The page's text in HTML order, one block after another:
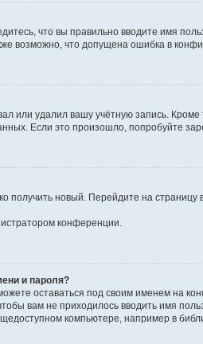
что вы правильно вводите имя
возможно, что допущена ошибка в
или удалил вашу учётную запись.
Если это произошло, попробуйте
получить новый. Перейдите на
конференции.
и пароля?
оставаться под своим именем на
вам не приходилось вводить имя
компьютере, например в